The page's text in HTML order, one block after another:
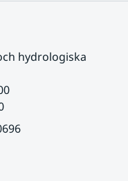
hydrologiska